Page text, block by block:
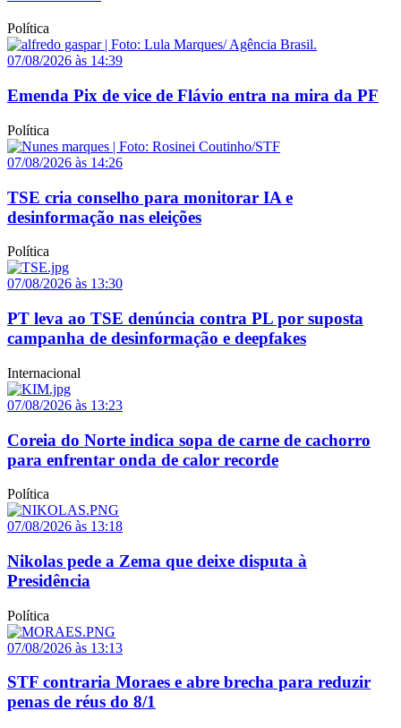
Política
07/08/2026 às 14:39
Emenda Pix de vice de Flávio entra na mira da PF
Política
07/08/2026 às 14:26
TSE cria conselho para monitorar IA e
desinformação nas eleições
Política
07/08/2026 às 13:30
PT leva ao TSE denúncia contra PL por suposta
campanha de desinformação e deepfakes
Internacional
07/08/2026 às 13:23
Coreia do Norte indica sopa de carne de cachorro
para enfrentar onda de calor recorde
Política
07/08/2026 às 13:18
Nikolas pede a Zema que deixe disputa à
Presidência
Política
07/08/2026 às 13:13
STF contraria Moraes e abre brecha para reduzir
penas de réus do 8/1